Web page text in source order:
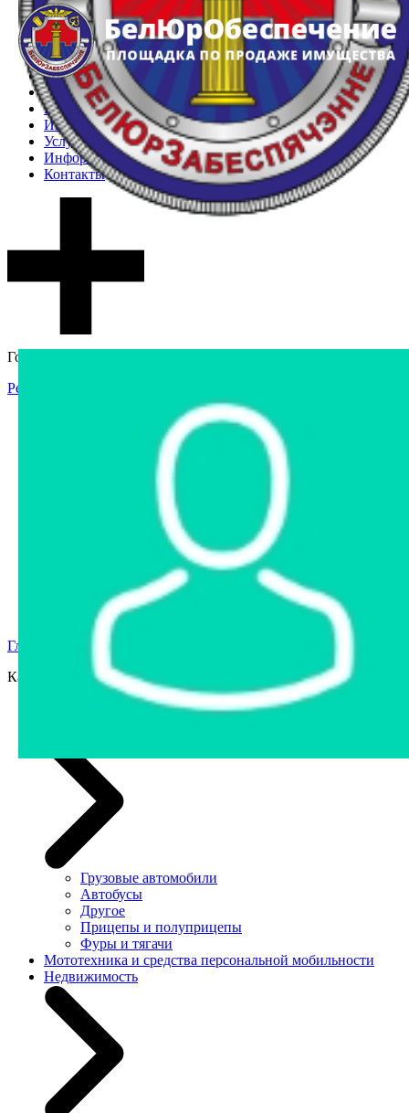
Главная
Арестованное имущество
Реестр несостоявшихся торгов
Реестр переоценок
Частное имущество
Государственное имущество
Интернет-магазин
Интернет-витрина
Услуги
Информация
Контакты
Гостевой доступ
Регистрация
Интернет-магазин
Интернет-витрина
Арестованное имущество
Реестр несостоявшихся торгов
Реестр переоценок
Государственное имущество
Главная страница
Категории
Легковые автомобили
Грузовые автомобили
Автобусы
Другое
Прицепы и полуприцепы
Фуры и тягачи
Мототехника и средства персональной мобильности
Недвижимость